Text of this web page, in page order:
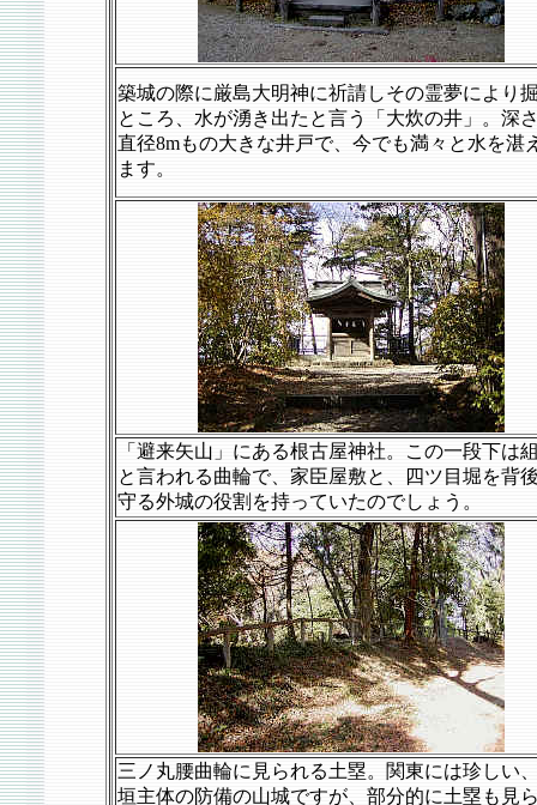
築城の際に厳島大明神に祈請しその霊夢により
ところ、水が湧き出たと言う「大炊の井」。深
直径8mもの大きな井戸で、今でも満々と水を湛
ます。
「避来矢山」にある根古屋神社。この一段下は
と言われる曲輪で、家臣屋敷と、四ツ目堀を背
守る外城の役割を持っていたのでしょう。
三ノ丸腰曲輪に見られる土塁。関東には珍しい
垣主体の防備の山城ですが、部分的に土塁も見